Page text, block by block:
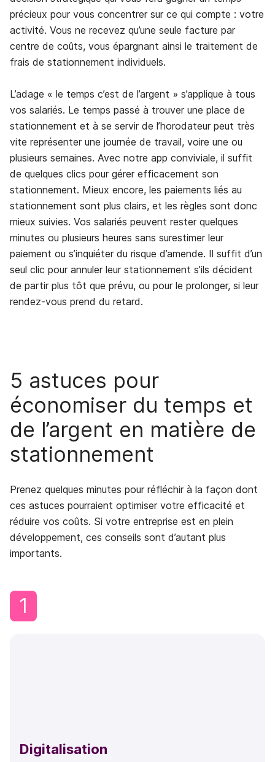
précieux pour vous concentrer sur ce qui compte : votre
activité. Vous ne recevez qu’une seule facture par
centre de coûts, vous épargnant ainsi le traitement de
frais de stationnement individuels.
L’adage « le temps c’est de l’argent » s’applique à tous
vos salariés. Le temps passé à trouver une place de
stationnement et à se servir de l’horodateur peut très
vite représenter une journée de travail, voire une ou
plusieurs semaines. Avec notre app conviviale, il suffit
de quelques clics pour gérer efficacement son
stationnement. Mieux encore, les paiements liés au
stationnement sont plus clairs, et les règles sont donc
mieux suivies. Vos salariés peuvent rester quelques
minutes ou plusieurs heures sans surestimer leur
paiement ou s’inquiéter du risque d’amende. Il suffit d’un
seul clic pour annuler leur stationnement s’ils décident
de partir plus tôt que prévu, ou pour le prolonger, si leur
rendez-vous prend du retard.
5 astuces pour
économiser du temps et
de l’argent en matière de
stationnement
Prenez quelques minutes pour réfléchir à la façon dont
ces astuces pourraient optimiser votre efficacité et
réduire vos coûts. Si votre entreprise est en plein
développement, ces conseils sont d’autant plus
importants.
1
Digitalisation